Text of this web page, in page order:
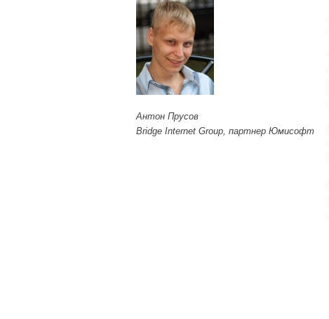
Антон Прусов
Bridge Internet Group, партнер Юмисофт